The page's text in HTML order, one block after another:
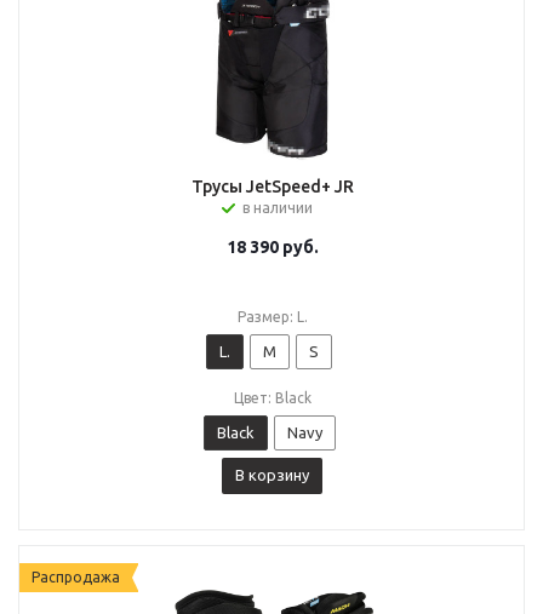
Трусы JetSpeed+ JR
в наличии
18 390руб.
Размер: L.
L. M S
Цвет: Black
Black Navy
В корзину
Распродажа